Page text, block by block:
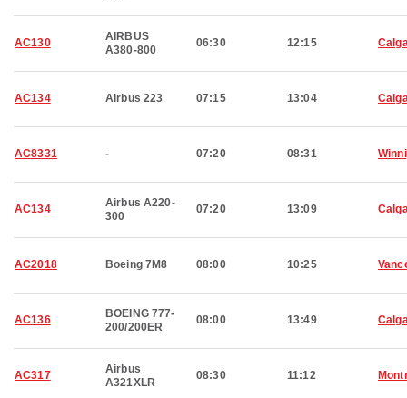
AC130
AIRBUS
A380-800
06:30 12:15
AC134 Airbus 223 07:15 13:04
AC8331 - 07:20 08:31
AC134
Airbus A220-
300
07:20 13:09
AC2018 Boeing 7M8 08:00 10:25
AC136
BOEING 777-
200/200ER
08:00 13:49
AC317
Airbus
A321XLR
08:30 11:12